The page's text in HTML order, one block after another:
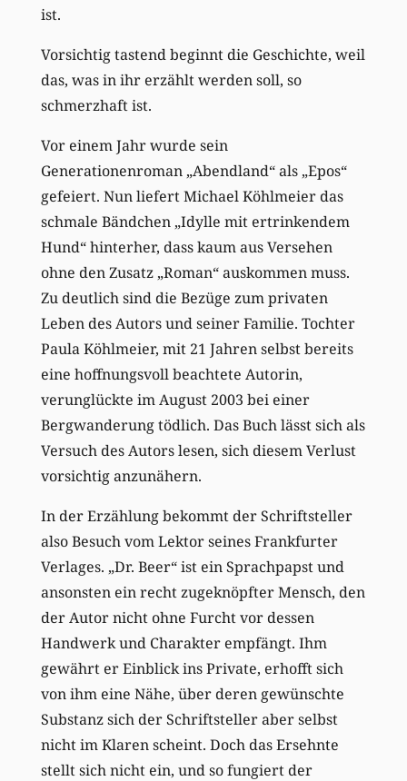
ist.
Vorsichtig tastend beginnt die Geschichte, weil
das, was in ihr erzählt werden soll, so
schmerzhaft ist.
Vor einem Jahr wurde sein
Generationenroman „Abendland“ als „Epos“
gefeiert. Nun liefert Michael Köhlmeier das
schmale Bändchen „Idylle mit ertrinkendem
Hund“ hinterher, dass kaum aus Versehen
ohne den Zusatz „Roman“ auskommen muss.
Zu deutlich sind die Bezüge zum privaten
Leben des Autors und seiner Familie. Tochter
Paula Köhlmeier, mit 21 Jahren selbst bereits
eine hoffnungsvoll beachtete Autorin,
verunglückte im August 2003 bei einer
Bergwanderung tödlich. Das Buch lässt sich als
Versuch des Autors lesen, sich diesem Verlust
vorsichtig anzunähern.
In der Erzählung bekommt der Schriftsteller
also Besuch vom Lektor seines Frankfurter
Verlages. „Dr. Beer“ ist ein Sprachpapst und
ansonsten ein recht zugeknöpfter Mensch, den
der Autor nicht ohne Furcht vor dessen
Handwerk und Charakter empfängt. Ihm
gewährt er Einblick ins Private, erhofft sich
von ihm eine Nähe, über deren gewünschte
Substanz sich der Schriftsteller aber selbst
nicht im Klaren scheint. Doch das Ersehnte
stellt sich nicht ein, und so fungiert der